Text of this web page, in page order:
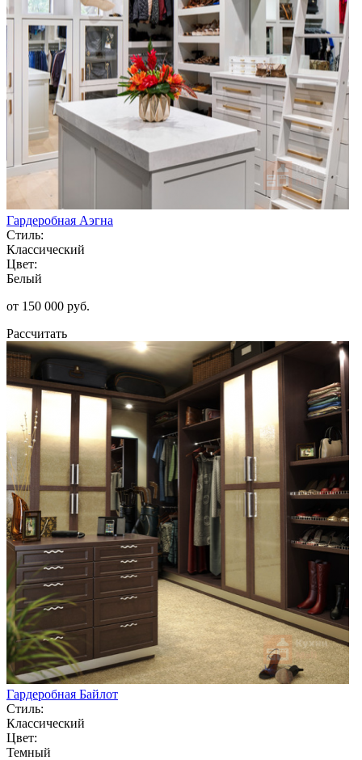
Гардеробная Аэгна
Стиль:
Классический
Цвет:
Белый
от 150 000 руб.
Рассчитать
Гардеробная Байлот
Стиль:
Классический
Цвет:
Темный